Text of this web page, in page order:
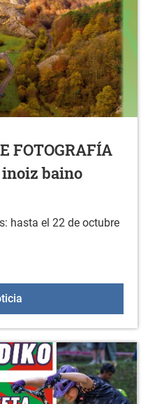
FOTOGRAFÍA
inoiz baino
hasta el 22 de octubre
XXIII CONCURSO DE